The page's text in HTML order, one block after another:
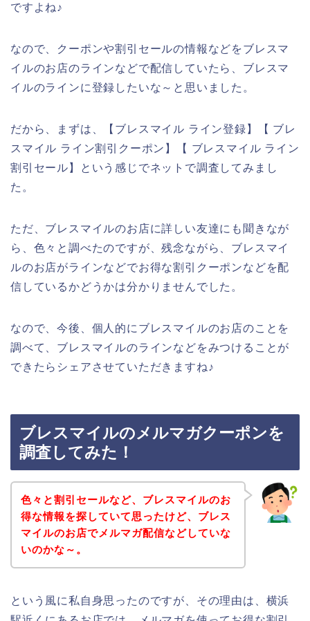
ですよね♪
なので、クーポンや割引セールの情報などをブレスマ
イルのお店のラインなどで配信していたら、ブレスマ
イルのラインに登録したいな～と思いました。
だから、まずは、【ブレスマイル ライン登録】【 ブレ
スマイル ライン割引クーポン】【 ブレスマイル ライン
割引セール】という感じでネットで調査してみまし
た。
ただ、ブレスマイルのお店に詳しい友達にも聞きなが
ら、色々と調べたのですが、残念ながら、ブレスマイ
ルのお店がラインなどでお得な割引クーポンなどを配
信しているかどうかは分かりませんでした。
なので、今後、個人的にブレスマイルのお店のことを
調べて、ブレスマイルのラインなどをみつけることが
できたらシェアさせていただきますね♪
ブレスマイルのメルマガクーポンを
調査してみた！
色々と割引セールなど、ブレスマイルのお
得な情報を探していて思ったけど、ブレス
マイルのお店でメルマガ配信などしていな
いのかな～。
という風に私自身思ったのですが、その理由は、横浜